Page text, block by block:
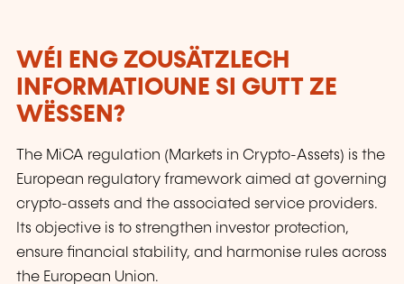
WÉI ENG ZOUSÄTZLECH
INFORMATIOUNE SI GUTT ZE
WËSSEN?
The MiCA regulation (Markets in Crypto-Assets) is the
European regulatory framework aimed at governing
crypto-assets and the associated service providers.
Its objective is to strengthen investor protection,
ensure financial stability, and harmonise rules across
the European Union.